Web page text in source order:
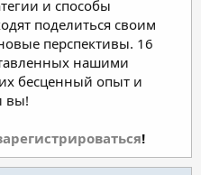
и способы
поделиться своим
перспективы. 16
нашими
бесценный опыт и
вы!
!